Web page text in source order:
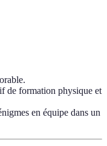
de formation physique et
en équipe dans un